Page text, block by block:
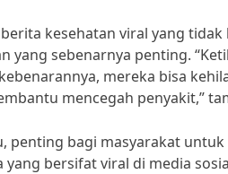
kesehatan viral yang
yang sebenarnya penting.
mereka bisa
mencegah penyakit,”
penting bagi masyarakat
yang bersifat viral di media